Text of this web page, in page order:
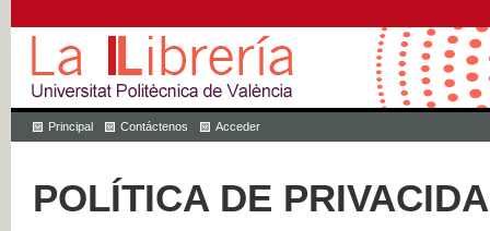
Principal Contáctenos Acceder
POLÍTICA DE